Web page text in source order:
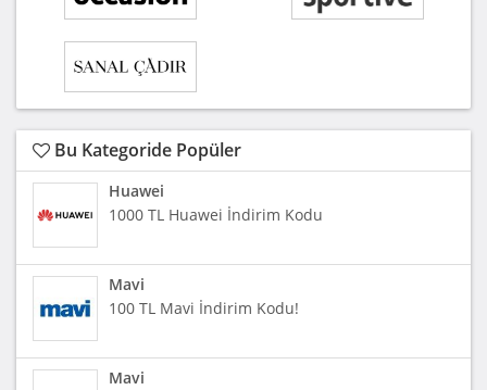
Bu Kategoride Popüler
Huawei
1000 TL Huawei İndirim Kodu
Mavi
100 TL Mavi İndirim Kodu!
Mavi